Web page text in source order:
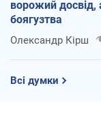
ворожий досвід,
боягузтва
Олександр Кірш
Всі думки